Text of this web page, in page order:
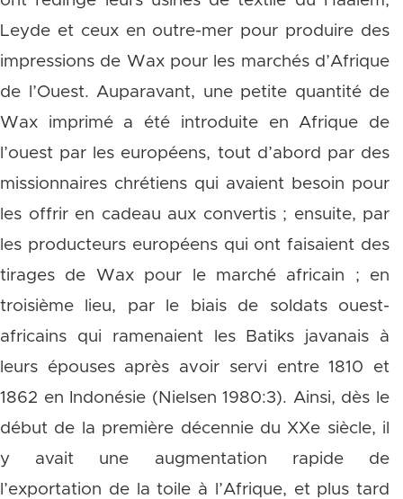
Leyde et ceux en outre-mer pour produire des
impressions de Wax pour les marchés d’Afrique
de l’Ouest. Auparavant, une petite quantité de
Wax imprimé a été introduite en Afrique de
l’ouest par les européens, tout d’abord par des
missionnaires chrétiens qui avaient besoin pour
les offrir en cadeau aux convertis ; ensuite, par
les producteurs européens qui ont faisaient des
tirages de Wax pour le marché africain ; en
troisième lieu, par le biais de soldats ouest-
africains qui ramenaient les Batiks javanais à
leurs épouses après avoir servi entre 1810 et
1862 en Indonésie (Nielsen 1980:3). Ainsi, dès le
début de la première décennie du XXe siècle, il
y avait une augmentation rapide de
l’exportation de la toile à l’Afrique, et plus tard